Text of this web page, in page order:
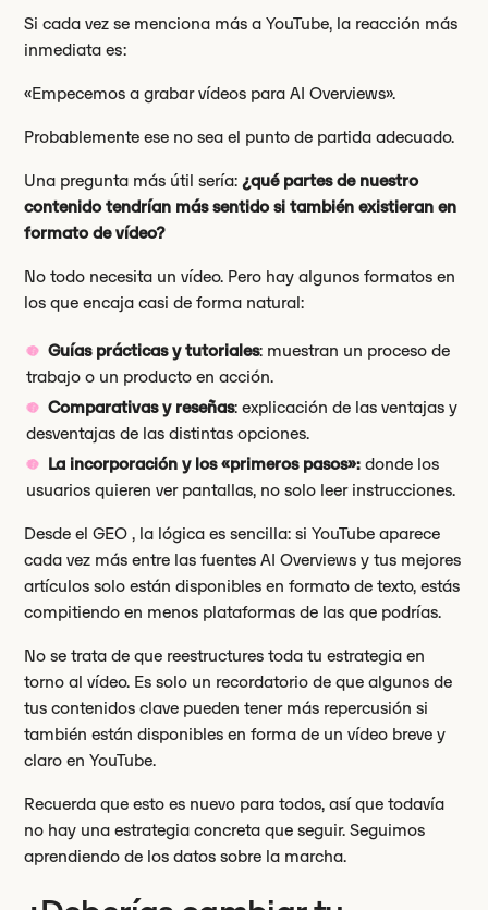
Si cada vez se menciona más a YouTube, la reacción más
inmediata es:
«Empecemos a grabar vídeos para AI Overviews».
Probablemente ese no sea el punto de partida adecuado.
Una pregunta más útil sería:¿qué partes de nuestro
contenido tendrían más sentido si también existieran en
formato de vídeo?
No todo necesita un vídeo. Pero hay algunos formatos en
los que encaja casi de forma natural:
Guías prácticas y tutoriales: muestran un proceso de
trabajo o un producto en acción.
Comparativas y reseñas: explicación de las ventajas y
desventajas de las distintas opciones.
La incorporación y los «primeros pasos»: donde los
usuarios quieren ver pantallas, no solo leer instrucciones.
Desde el GEO , la lógica es sencilla: si YouTube aparece
cada vez más entre las fuentes AI Overviews y tus mejores
artículos solo están disponibles en formato de texto, estás
compitiendo en menos plataformas de las que podrías.
No se trata de que reestructures toda tu estrategia en
torno al vídeo. Es solo un recordatorio de que algunos de
tus contenidos clave pueden tener más repercusión si
también están disponibles en forma de un vídeo breve y
claro en YouTube.
Recuerda que esto es nuevo para todos, así que todavía
no hay una estrategia concreta que seguir. Seguimos
aprendiendo de los datos sobre la marcha.